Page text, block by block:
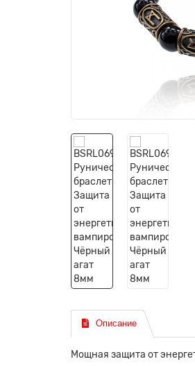
Описание
Мощная защита от